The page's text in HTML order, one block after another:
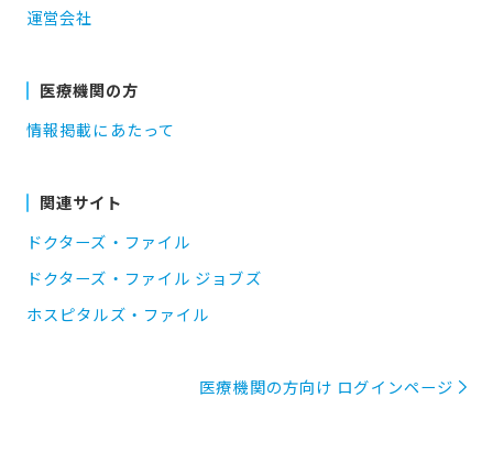
運営会社
医療機関の方
情報掲載にあたって
関連サイト
ドクターズ・ファイル
ドクターズ・ファイル ジョブズ
ホスピタルズ・ファイル
医療機関の方向け ログインページ